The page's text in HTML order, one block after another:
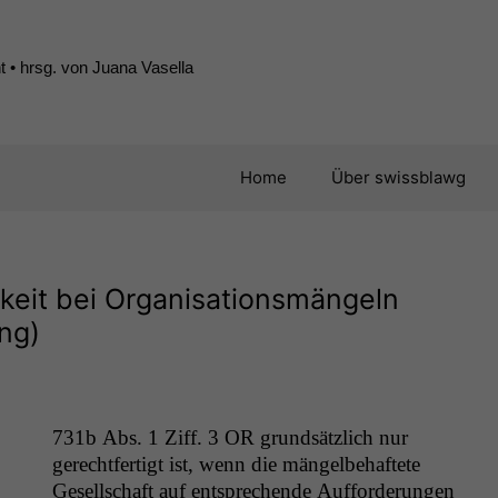
hrsg. von Juana Vasella
Home Über swissblawg
bei Organisationsmängeln
731b Abs. 1 Ziff. 3 OR grund­sät­zlich nur
gerecht­fer­tigt ist, wenn die män­gel­be­haftete
Gesellschaft auf entsprechende Auf­forderun­gen